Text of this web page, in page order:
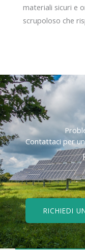
materiali sicuri e
scrupoloso che
Contattaci per
RICHIEDI